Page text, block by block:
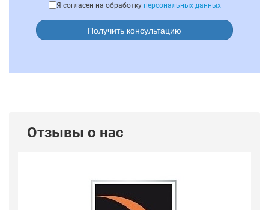
Я согласен на обработку персональных данных
Получить консультацию
Отзывы о нас